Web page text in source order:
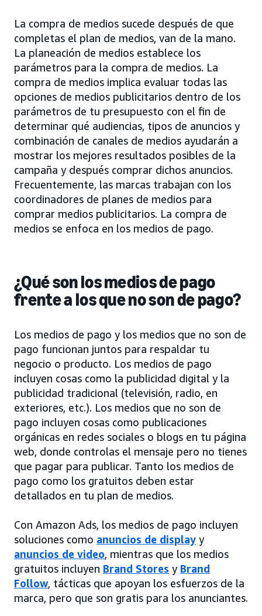
La compra de medios sucede después de que
completas el plan de medios, van de la mano.
La planeación de medios establece los
parámetros para la compra de medios. La
compra de medios implica evaluar todas las
opciones de medios publicitarios dentro de los
parámetros de tu presupuesto con el fin de
determinar qué audiencias, tipos de anuncios y
combinación de canales de medios ayudarán a
mostrar los mejores resultados posibles de la
campaña y después comprar dichos anuncios.
Frecuentemente, las marcas trabajan con los
coordinadores de planes de medios para
comprar medios publicitarios. La compra de
medios se enfoca en los medios de pago.
¿Qué son los medios de pago
frente a los que no son de pago?
Los medios de pago y los medios que no son de
pago funcionan juntos para respaldar tu
negocio o producto. Los medios de pago
incluyen cosas como la publicidad digital y la
publicidad tradicional (televisión, radio, en
exteriores, etc.). Los medios que no son de
pago incluyen cosas como publicaciones
orgánicas en redes sociales o blogs en tu página
web, donde controlas el mensaje pero no tienes
que pagar para publicar. Tanto los medios de
pago como los gratuitos deben estar
detallados en tu plan de medios.
Con Amazon Ads, los medios de pago incluyen
soluciones como anuncios de display y
anuncios de video, mientras que los medios
gratuitos incluyen Brand Stores y Brand
Follow, tácticas que apoyan los esfuerzos de la
marca, pero que son gratis para los anunciantes.